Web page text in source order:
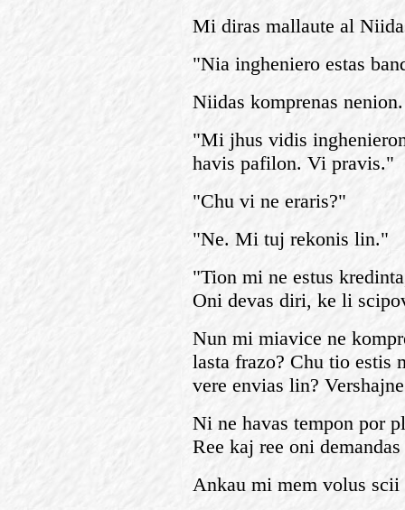
Mi diras mallaute al
"Nia ingheniero estas
Niidas komprenas nenion.
"Mi jhus vidis
havis pafilon. Vi pravis."
"Chu vi ne eraris?"
"Ne. Mi tuj rekonis lin."
"Tion mi ne estus
Oni devas diri, ke li
Nun mi miavice ne
lasta frazo? Chu tio estis
vere envias lin?
Ni ne havas tempon por
Ree kaj ree oni
Ankau mi mem volus